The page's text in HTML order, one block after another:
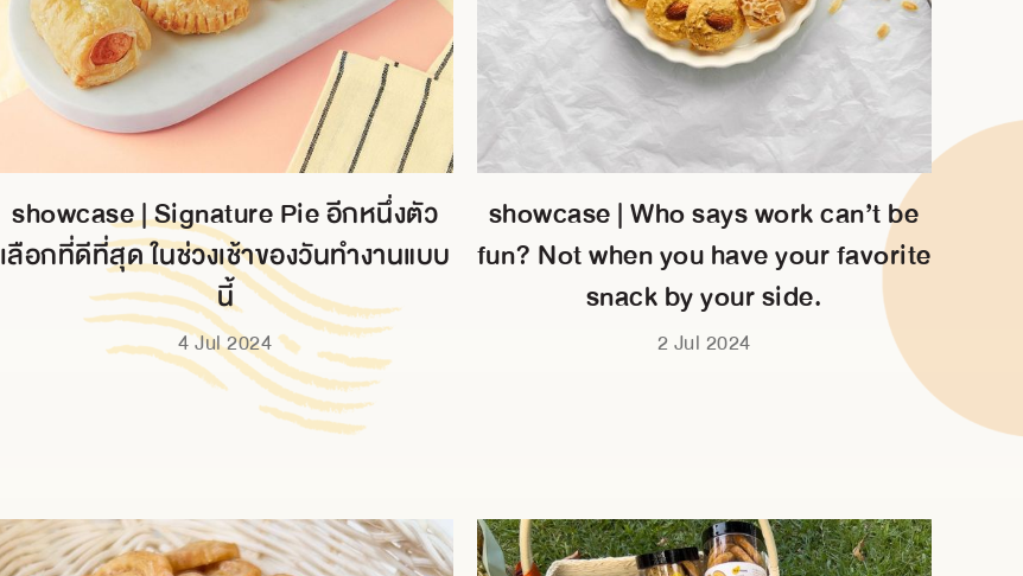
showcase | Signature Pie อีกหนึ่งตัว
เลือกที่ดีที่สุด ในช่วงเช้าของวันทำงานแบบ
นี้
4 Jul 2024
showcase | Who says work can’t be
fun? Not when you have your favorite
snack by your side.
2 Jul 2024